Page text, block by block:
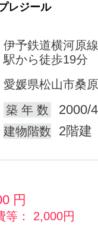
レジール
伊予鉄道横河原
駅から徒歩19分
愛媛県松山市桑原
築 年 数
2000/
建物階数 2階建
円
等： 2,000円